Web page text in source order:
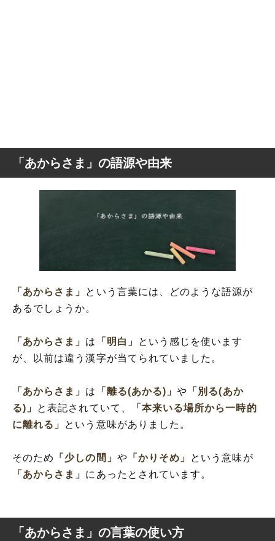
「あからさま」の語源や由来
「あからさま」 という言葉には、どのような語源が
あるでしょうか。
「あからさま」 は 「明白」
という感じを使います
が、以前は違う漢字が当てられていました。
「あからさま」 は 「離る(あかる)」や 「別る(あか
る)」
と表記されていて、
「本来いる場所から一時的
に離れる」 という意味がありました。
そのため 「少しの間」 や 「かりそめ」
という意味が
「あからさま」 にあったとされています。
「あからさま」の言葉の使い方